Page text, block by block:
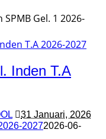
Gel. 1 2026-
Inden T.A
31 Januari, 2026
20272026-06-